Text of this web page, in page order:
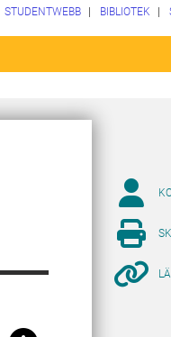
STUDENTWEBB BIBLIOTEK